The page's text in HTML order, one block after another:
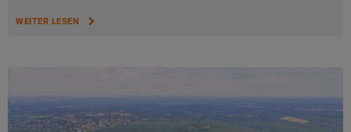
WEITER LESEN